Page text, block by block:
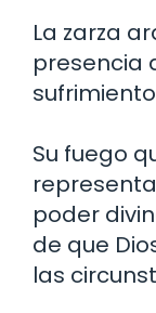
La zarza
presencia
Su fuego
poder
de que
las